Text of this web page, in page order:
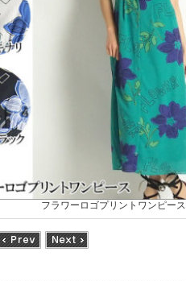
フラワーロゴプリントワンピース